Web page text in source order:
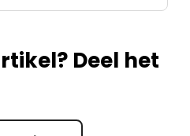
Deel het